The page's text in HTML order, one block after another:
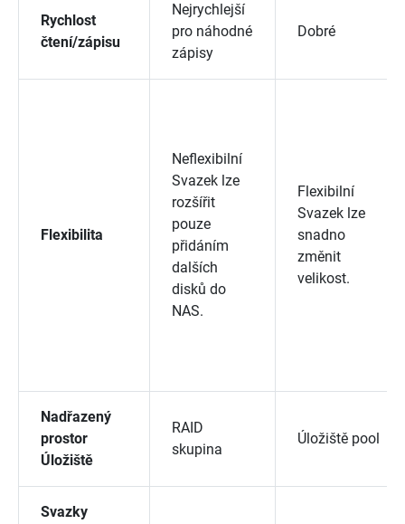
Rychlost
čtení/zápisu
Nejrychlejší
pro náhodné
zápisy
Dobré
Flexibilita
Neflexibilní
Svazek lze
rozšířit
pouze
přidáním
dalších
disků do
NAS.
Flexibilní
Svazek lze
snadno
změnit
velikost.
Nadřazený
prostor
Úložiště
RAID
skupina
Úložiště pool
Svazky